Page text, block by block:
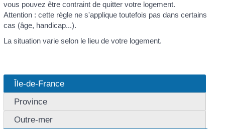
vous pouvez être contraint de quitter votre logement.
Attention : cette règle ne s'applique toutefois pas dans certains
cas (âge, handicap...).
La situation varie selon le lieu de votre logement.
Île-de-France
Province
Outre-mer